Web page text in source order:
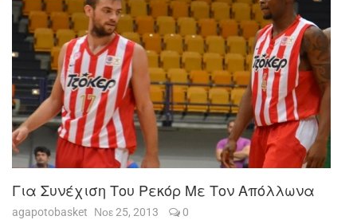
Για Συνέχιση Του Ρεκόρ Με Τον Απόλλωνα
agapotobasket Νοε 25, 2013
0